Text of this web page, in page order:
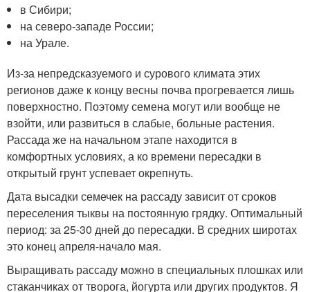
в Сибири;
на северо-западе России;
на Урале.
Из-за непредсказуемого и сурового климата этих
регионов даже к концу весны почва прогревается лишь
поверхностно. Поэтому семена могут или вообще не
взойти, или развиться в слабые, больные растения.
Рассада же на начальном этапе находится в
комфортных условиях, а ко времени пересадки в
открытый грунт успевает окрепнуть.
Дата высадки семечек на рассаду зависит от сроков
переселения тыквы на постоянную грядку. Оптимальный
период: за 25-30 дней до пересадки. В средних широтах
это конец апреля-начало мая.
Выращивать рассаду можно в специальных плошках или
стаканчиках от творога, йогурта или других продуктов. Я